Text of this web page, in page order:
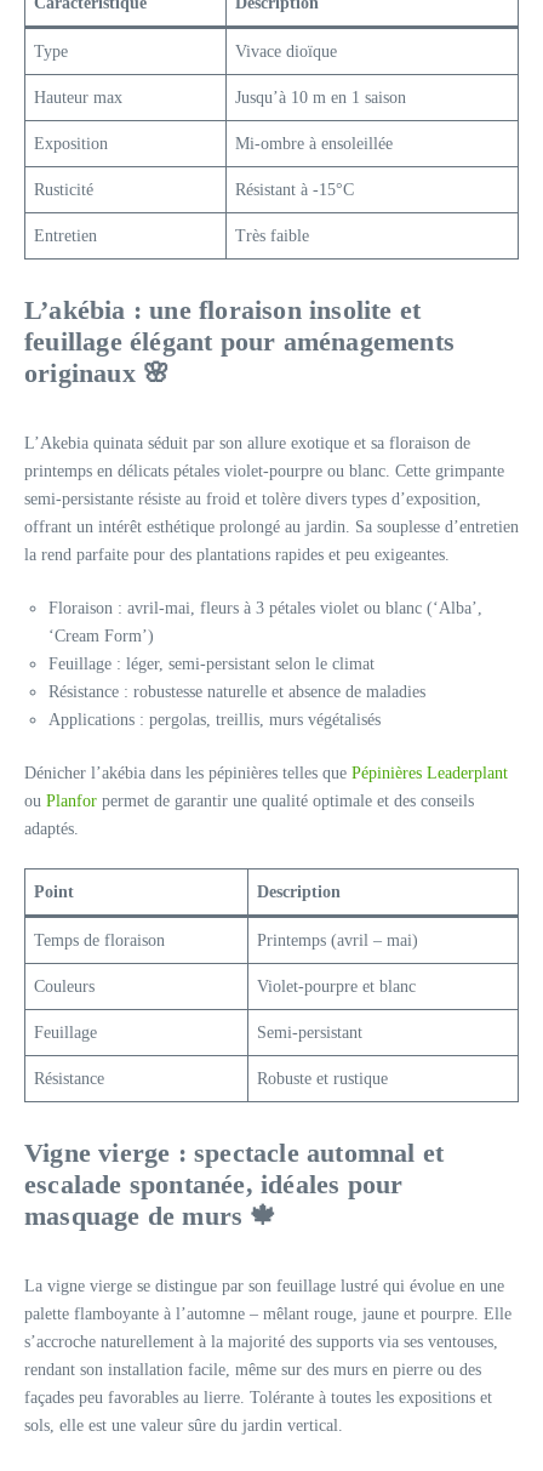
Type Vivace dioïque
Hauteur max Jusqu’à 10 m en 1 saison
Exposition Mi-ombre à ensoleillée
Rusticité Résistant à -15°C
Entretien Très faible
L’akébia : une floraison insolite et
feuillage élégant pour aménagements
originaux 🌸
L’Akebia quinata séduit par son allure exotique et sa floraison de
printemps en délicats pétales violet-pourpre ou blanc. Cette grimpante
semi-persistante résiste au froid et tolère divers types d’exposition,
offrant un intérêt esthétique prolongé au jardin. Sa souplesse d’entretien
la rend parfaite pour des plantations rapides et peu exigeantes.
Floraison : avril-mai, fleurs à 3 pétales violet ou blanc (‘Alba’,
‘Cream Form’)
Feuillage : léger, semi-persistant selon le climat
Résistance : robustesse naturelle et absence de maladies
Applications : pergolas, treillis, murs végétalisés
Dénicher l’akébia dans les pépinières telles que Pépinières Leaderplant
ou Planfor permet de garantir une qualité optimale et des conseils
adaptés.
Point Description
Temps de floraison Printemps (avril – mai)
Couleurs Violet-pourpre et blanc
Feuillage Semi-persistant
Résistance Robuste et rustique
Vigne vierge : spectacle automnal et
escalade spontanée, idéales pour
masquage de murs 🍁
La vigne vierge se distingue par son feuillage lustré qui évolue en une
palette flamboyante à l’automne – mêlant rouge, jaune et pourpre. Elle
s’accroche naturellement à la majorité des supports via ses ventouses,
rendant son installation facile, même sur des murs en pierre ou des
façades peu favorables au lierre. Tolérante à toutes les expositions et
sols, elle est une valeur sûre du jardin vertical.